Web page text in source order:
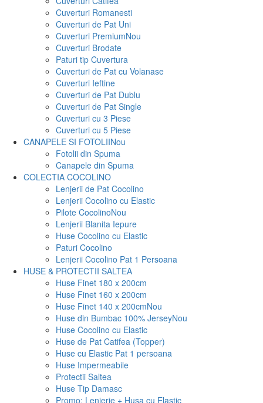
Cuverturi Romanesti
Cuverturi de Pat Uni
Cuverturi PremiumNou
Cuverturi Brodate
Paturi tip Cuvertura
Cuverturi de Pat cu Volanase
Cuverturi Ieftine
Cuverturi de Pat Dublu
Cuverturi de Pat Single
Cuverturi cu 3 Piese
Cuverturi cu 5 Piese
CANAPELE SI FOTOLIINou
Fotolii din Spuma
Canapele din Spuma
COLECTIA COCOLINO
Lenjerii de Pat Cocolino
Lenjerii Cocolino cu Elastic
Pilote CocolinoNou
Lenjerii Blanita Iepure
Huse Cocolino cu Elastic
Paturi Cocolino
Lenjerii Cocolino Pat 1 Persoana
HUSE & PROTECTII SALTEA
Huse Finet 180 x 200cm
Huse Finet 160 x 200cm
Huse Finet 140 x 200cmNou
Huse din Bumbac 100% JerseyNou
Huse Cocolino cu Elastic
Huse de Pat Catifea (Topper)
Huse cu Elastic Pat 1 persoana
Huse Impermeabile
Protectii Saltea
Huse Tip Damasc
Promo: Lenjerie + Husa cu Elastic